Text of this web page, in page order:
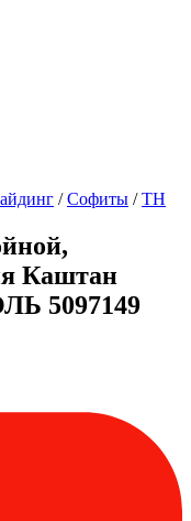
/ Софиты / ТН
Каштан
5097149